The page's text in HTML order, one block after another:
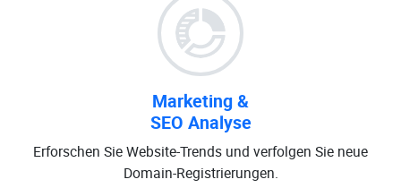
Marketing &
SEO Analyse
Erforschen Sie Website-Trends und verfolgen Sie neue
Domain-Registrierungen.